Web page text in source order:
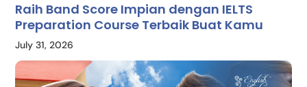
Raih Band Score Impian dengan IELTS
Preparation Course Terbaik Buat Kamu
July 31, 2026